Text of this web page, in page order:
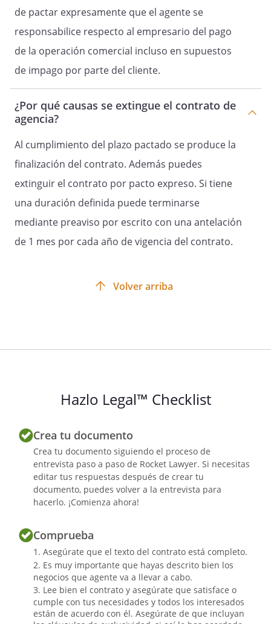
Obligaciones del empresario
10. Recibido el encargo o pedido, la
empresa comunicará al agente su
aceptación, alteración o rechazo, dentro
del término de 15 días desde que fuese
recibido. Entendiéndose aceptado por la
transcurrido el citado plazo la empresa
no hubiese contestado.
11. Facilitar al agente, con la antelación
suficiente, cuantos documentos, folletos,
tarifas, catálogos, muestrarios, etc., le
sean necesarios o convenientes para el
cualquier modificación que en ellos
pactada.
13. Procurar al agente la información
necesaria para la ejecución del contrato
14. Informar al agente sobre la ejecución,
ejecución parcial o no ejecución de las
distintas operaciones en que él haya
zona.
15. Actuar en todo momento con buena
fe.
de pactar expresamente que el agente se
responsabilice respecto al empresario del pago
de la operación comercial incluso en supuestos
de impago por parte del cliente.
¿Por qué causas se extingue el contrato de
agencia?
Al cumplimiento del plazo pactado se produce la
finalización del contrato. Además puedes
extinguir el contrato por pacto expreso. Si tiene
una duración definida puede terminarse
mediante preaviso por escrito con una antelación
de 1 mes por cada año de vigencia del contrato.
Volver arriba
Hazlo Legal™ Checklist
Crea tu documento
Crea tu documento siguiendo el proceso de
entrevista paso a paso de Rocket Lawyer. Si necesitas
editar tus respuestas después de crear tu
documento, puedes volver a la entrevista para
hacerlo. ¡Comienza ahora!
Comprueba
Asegúrate que el texto del contrato está completo.
Es muy importante que hayas descrito bien los
negocios que agente va a llevar a cabo.
Lee bien el contrato y asegúrate que satisface o
cumple con tus necesidades y todos los interesados
están de acuerdo con él. Asegúrate de que incluyan